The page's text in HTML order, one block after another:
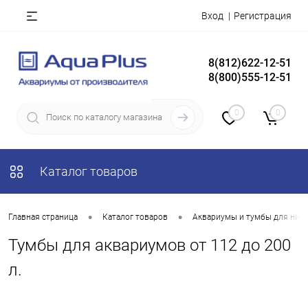
Вход Регистрация
8(812)622-12-51
8(800)555-12-51
0 0
Каталог товаров
Главная страница • Каталог товаров • Аквариумы и тумбы для них
Тумбы для аквариумов от 112 до 200
л.